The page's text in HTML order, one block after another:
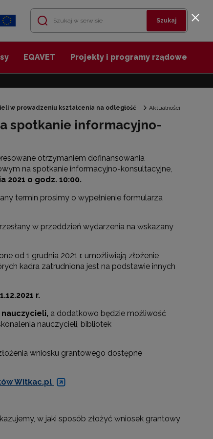
Szukaj
EQAVET Projekty i programy rządowe
w prowadzeniu kształcenia na odległość Aktualności
spotkanie informacyjno-
otrzymaniem dofinansowania
na spotkanie informacyjno-konsultacyjne,
2021 o godz. 10:00.
termin prosimy o wypełnienie formularza
w przeddzień wydarzenia na wskazany
od 1 grudnia 2021 r. umożliwiają złożenie
kadra zatrudniona jest na podstawie innych
r.
a dodatkowo będzie możliwość
nauczycieli, bibliotek
wniosku grantowego dostępne
Witkac.pl
w jaki sposób złożyć wniosek grantowy